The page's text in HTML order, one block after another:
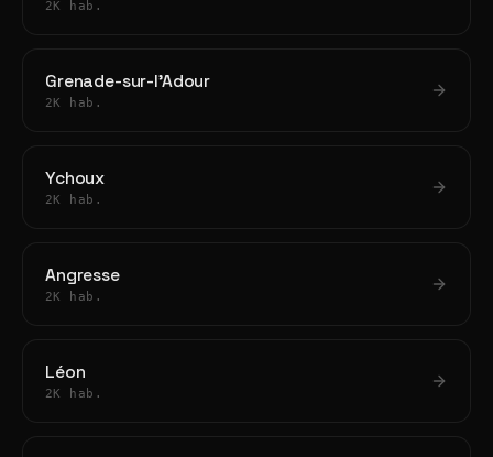
2K hab.
Grenade-sur-l'Adour
2K hab.
Ychoux
2K hab.
Angresse
2K hab.
Léon
2K hab.